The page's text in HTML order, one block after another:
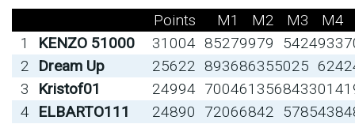
Points M1 M2 M3
M4
1
KENZO 51000 31004 85279979 5424933
2
Dream Up 25622 893686355025 624
3
Kristof01 24994 7004613568433014
4
ELBARTO111 24890 72066842 5785438